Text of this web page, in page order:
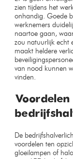
zien tijdens het
onhandig. Goede
werknemers
naartoe gaan,
zou natuurlijk echt
maakt heldere
van nood kunnen
vinden.
De
voordelen ten
gloeilampen of